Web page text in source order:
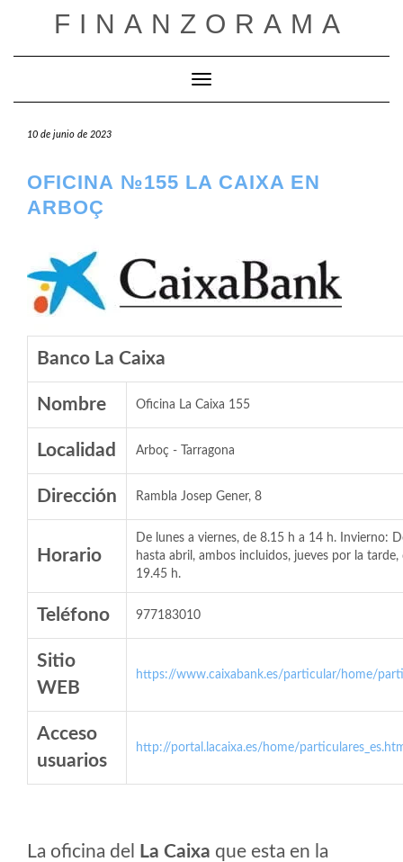
FINANZORAMA
Cambiar modo de navegación
10 de junio de 2023
OFICINA №155 LA CAIXA EN
ARBOÇ
Banco La Caixa
Nombre Oficina La Caixa 155
Localidad Arboç - Tarragona
Dirección Rambla Josep Gener, 8
Horario
De lunes a viernes, de 8.15 h a 14 h. Invierno:
hasta abril, ambos incluidos, jueves por la
19.45 h.
Teléfono 977183010
Sitio
WEB
https://www.caixabank.es/particular/home/
Acceso
usuarios
http://portal.lacaixa.es/home/
La oficina del La Caixa que esta en la